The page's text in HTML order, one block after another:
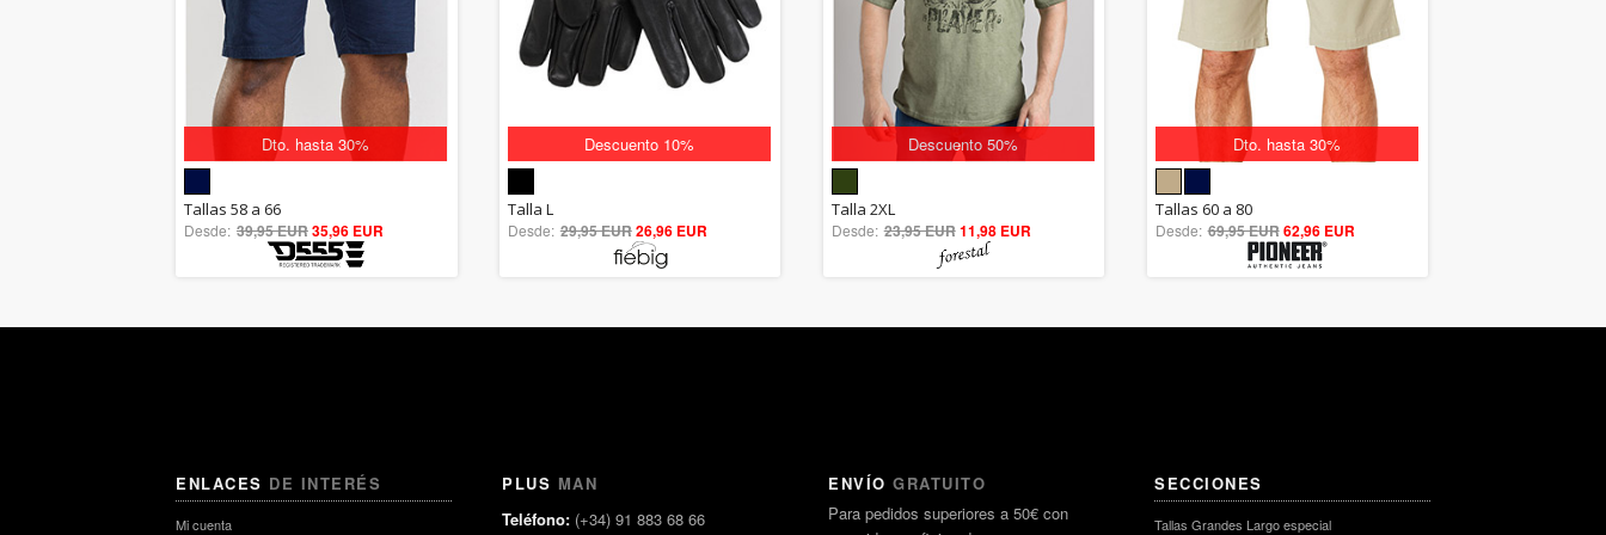
Dto. hasta 30%
5.00
out of 5
Tallas 58 a 66
Desde: 39,95 EUR35,96 EUR
Descuento 10%
out of 5
Talla L
Desde: 29,95 EUR26,96 EUR
Descuento 50%
out of 5
Talla 2XL
Desde: 23,95 EUR11,98 EUR
Dto. hasta 30%
5.00
out of 5
Tallas 60 a 80
Desde: 69,95 EUR62,96 EUR
ENLACES DE INTERÉS
Mi cuenta
PLUS MAN
Teléfono: (+34) 91 883 68 66
ENVÍO GRATUITO
Para pedidos superiores a 50€ con
SECCIONES
Tallas Grandes Largo especial